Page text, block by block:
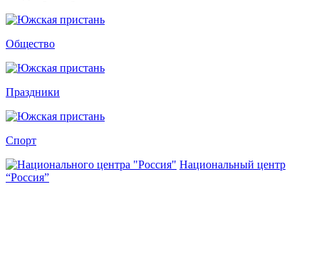
Общество
Праздники
Спорт
Национальный центр
“Россия”